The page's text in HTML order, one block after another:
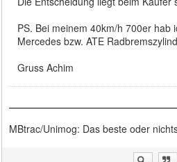
PS. Bei meinem 40km/h 700er hab
Mercedes bzw. ATE
Gruss Achim
MBtrac/Unimog: Das beste oder